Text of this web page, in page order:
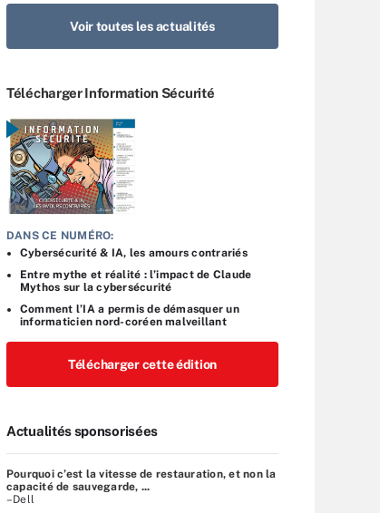
Voir toutes les actualités
Télécharger Information Sécurité
DANS CE NUMÉRO:
Cybersécurité & IA, les amours contrariés
Entre mythe et réalité : l’impact de Claude
Mythos sur la cybersécurité
Comment l’IA a permis de démasquer un
informaticien nord-coréen malveillant
Télécharger cette édition
Actualités sponsorisées
Pourquoi c’est la vitesse de restauration, et non la
capacité de sauvegarde, ...
–Dell